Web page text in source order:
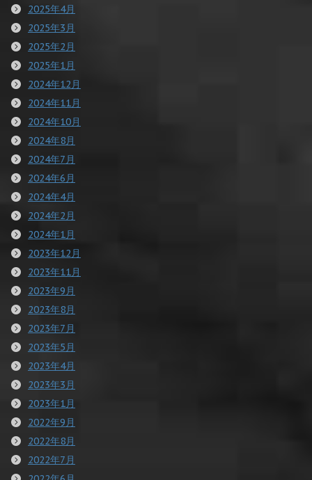
2025年4月
2025年3月
2025年2月
2025年1月
2024年12月
2024年11月
2024年10月
2024年8月
2024年7月
2024年6月
2024年4月
2024年2月
2024年1月
2023年12月
2023年11月
2023年9月
2023年8月
2023年7月
2023年5月
2023年4月
2023年3月
2023年1月
2022年9月
2022年8月
2022年7月